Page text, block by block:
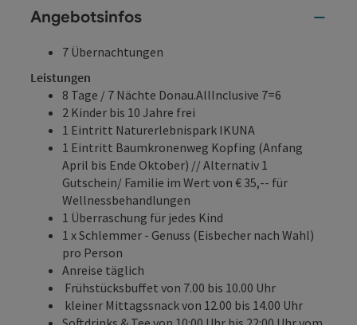
Angebotsinfos
7 Übernachtungen
Leistungen
8 Tage / 7 Nächte Donau.AllInclusive 7=6
2 Kinder bis 10 Jahre frei
1 Eintritt Naturerlebnispark IKUNA
1 Eintritt Baumkronenweg Kopfing (Anfang
April bis Ende Oktober) // Alternativ 1
Gutschein/ Familie im Wert von € 35,-- für
Wellnessbehandlungen
1 Überraschung für jedes Kind
1 x Schlemmer - Genuss (Eisbecher nach Wahl)
pro Person
Anreise täglich
Frühstücksbuffet von 7.00 bis 10.00 Uhr
kleiner Mittagssnack von 12.00 bis 14.00 Uhr